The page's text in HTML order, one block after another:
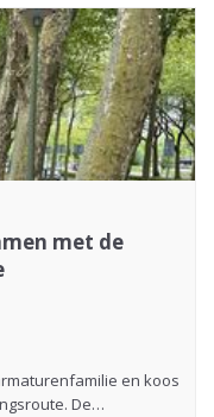
met de
en koos
De…